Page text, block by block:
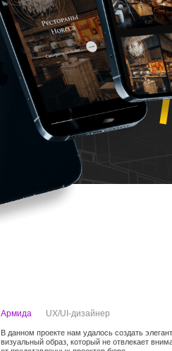
Армида
В данном проекте нам удалось создать
визуальный образ, который не отвлекает
UX/UI-дизайнер